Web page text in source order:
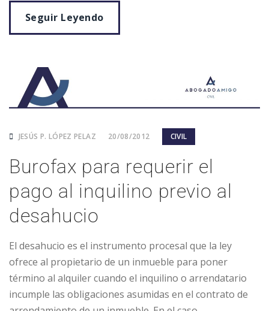
Seguir Leyendo
JESÚS P. LÓPEZ PELAZ 20/08/2012 CIVIL
Burofax para requerir el
pago al inquilino previo al
desahucio
El desahucio es el instrumento procesal que la ley
ofrece al propietario de un inmueble para poner
término al alquiler cuando el inquilino o arrendatario
incumple las obligaciones asumidas en el contrato de